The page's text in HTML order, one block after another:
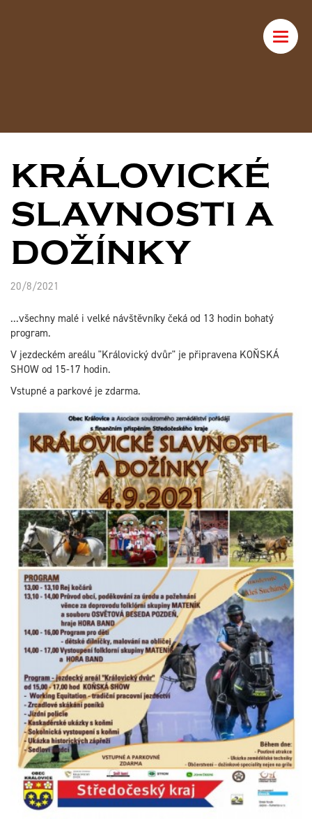
Toggle
KRÁLOVICKÉ
SLAVNOSTI A
DOŽÍNKY
20/8/2021
...všechny malé i velké návštěvníky čeká od 13 hodin bohatý
program.
V jezdeckém areálu "Královický dvůr" je připravena KOŇSKÁ
SHOW od 15-17 hodin.
Vstupné a parkové je zdarma.